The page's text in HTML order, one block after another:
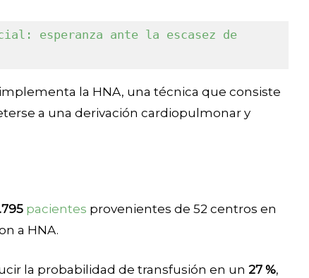
esperanza ante la escasez de
la HNA, una técnica que consiste
a una derivación cardiopulmonar y
pacientes provenientes de 52 centros en
a HNA.
la probabilidad de transfusión en un 27 %,